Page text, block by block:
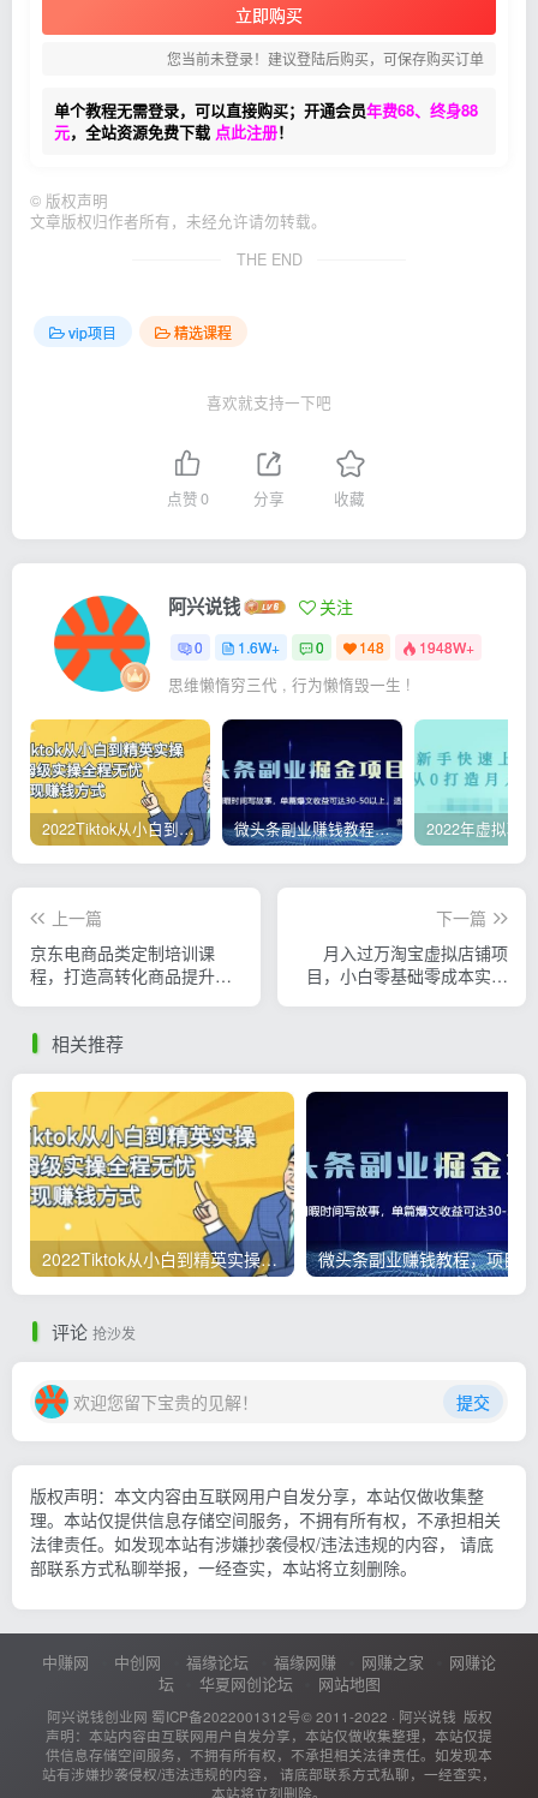
立即购买
您当前未登录！建议登陆后购买，可保存购买订单
单个教程无需登录，可以直接购买；开通会员年费68、终身88
元，全站资源免费下载 点此注册！
© 版权声明
文章版权归作者所有，未经允许请勿转载。
THE END
vip项目 精选课程
喜欢就支持一下吧
点赞0 分享 收藏
阿兴说钱 关注
0 1.6W+ 0 148 1948W+
思维懒惰穷三代 , 行为懒惰毁一生 !
2022Tiktok从小白到精英实操，0-1保姆级实操全程无忧，多种变现赚钱方式 微头条副业赚钱教程，项目单号单天做到50-100+收益
上一篇
京东电商品类定制培训课
程，打造高转化商品提升稳
下一篇
月入过万淘宝虚拟店铺项
目，小白零基础零成本实现
相关推荐
2022Tiktok从小白到精英实操，0-1保姆级实操全程无忧，多种变现赚钱方式
评论 抢沙发
欢迎您留下宝贵的见解！ 提交
版权声明：本文内容由互联网用户自发分享，本站仅做收集整
理。本站仅提供信息存储空间服务，不拥有所有权，不承担相关
法律责任。如发现本站有涉嫌抄袭侵权/违法违规的内容， 请底
部联系方式私聊举报，一经查实，本站将立刻删除。
中赚网 中创网 福缘论坛 福缘网赚 网赚之家
网赚论
坛
华夏网创论坛 网站地图
阿兴说钱创业网 蜀ICP备2022001312号© 2011-2022 · 阿兴说钱 版权
声明：本站内容由互联网用户自发分享，本站仅做收集整理，本站仅提
供信息存储空间服务，不拥有所有权，不承担相关法律责任。如发现本
站有涉嫌抄袭侵权/违法违规的内容， 请底部联系方式私聊，一经查实，
本站将立刻删除。